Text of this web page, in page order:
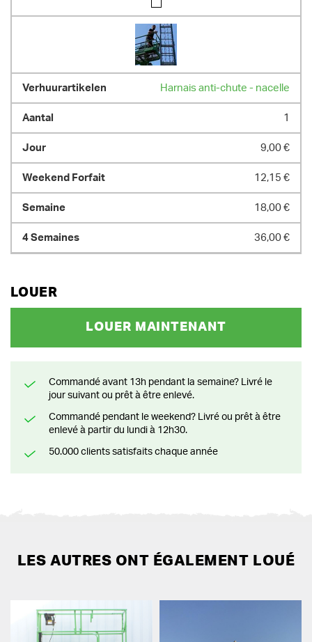
Harnais anti-chute - nacelle
1
9,00 €
12,15 €
18,00 €
36,00 €
LOUER
LOUER MAINTENANT
Commandé avant 13h pendant la semaine? Livré le
jour suivant ou prêt à être enlevé.
Commandé pendant le weekend? Livré ou prêt à être
enlevé à partir du lundi à 12h30.
50.000 clients satisfaits chaque année
LES AUTRES ONT ÉGALEMENT LOUÉ